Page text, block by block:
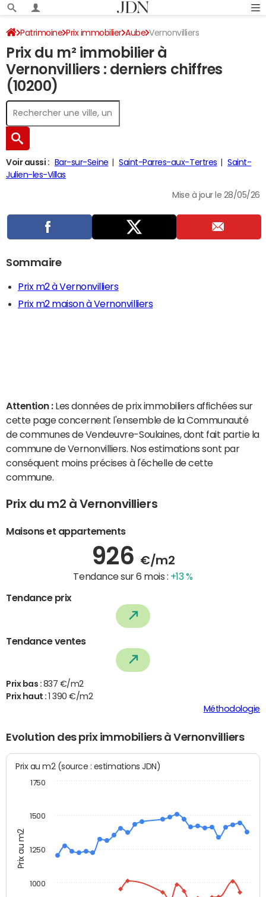
Patrimoine Prix immobilier Aube Vernonvilliers
Prix du m² immobilier à
Vernonvilliers : derniers chiffres
(10200)
Voir aussi : Bar-sur-Seine Saint-Parres-aux-Tertres
Saint-
Julien-les-Villas
Mise à jour le 28/05/26
Sommaire
Prix m2 à Vernonvilliers
Prix m2 maison à Vernonvilliers
Attention : Les données de prix immobiliers affichées sur
cette page concernent l'ensemble de la Communauté
de communes de Vendeuvre-Soulaines, dont fait partie la
commune de Vernonvilliers. Nos estimations sont par
conséquent moins précises à l'échelle de cette
commune.
Prix du m2 à Vernonvilliers
Maisons et appartements
926 €/m2
Tendance sur 6 mois : +13 %
Tendance prix
Tendance ventes
Prix bas : 837 €/m2
Prix haut :
1 390 €/m2
Méthodologie
Evolution des prix immobiliers à Vernonvilliers
Prix au m2
Prix au m2 (source : estimations JDN)
1000
1250
1500
1750